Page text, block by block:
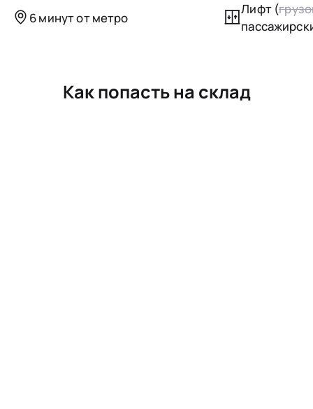
6 минут от метро
Лифт (
Как попасть на склад